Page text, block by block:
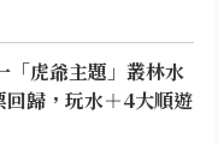
「虎爺主題」叢林水
歸，玩水＋4大順遊